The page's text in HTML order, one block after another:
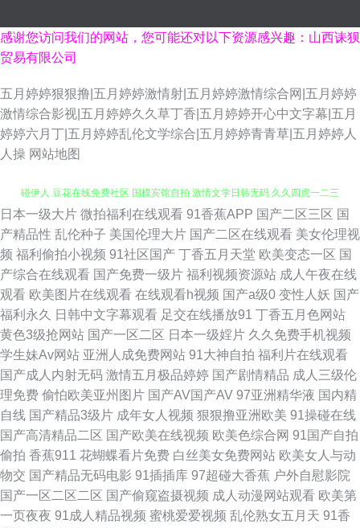
感谢您访问我们的网站，您可能还对以下资源感兴趣：山西诔狈
贸易有限公司
五月婷婷狠狠撸|五月婷婷激情射|五月婷婷激情综合网|五月婷婷
激情综合影视|五月婷婷久久草丁香|五月婷婷开心中文字幕|五月
婷婷六月丁|五月婷婷乱伦文学综合|五月婷婷青青草|五月婷婷人
人操 网站地图
麻豆黄色网 超碰在线caop 深夜福利美女网站 91国产嫩草 www五月天色 超
碰伊人 豆花在线免费社区 国模宾馆自拍 激情文学日韩无码 久久四虎一二三
欧美成人精品 性爱射精福利社 91日韩区 成人片大香蕉 东方色图一区二区 老
湿机午夜网 高清播放一区二区 欧美另类丝袜自拍 亚洲元码 97精品国产 91性
情 伊人香集Av 丝袜第一页在线 熟女色福利导航 欧美色网导航 欧美另类TV
韩欧美日久 老司机福利天堂 日本叉叉叉成人片 国产精品爰搞 欧美剧在线观
看 男人色导航 日韩三级啪啪 午夜黄色电影 日本呀V在线观看 欧美人妖出精
汇编 五月婷婷六月花 午夜成人天堂 日韩成人网站 狼友福利电影 国产91精品
日本一级大片 微拍福利在线观看 91香蕉APP 国产二区三区 国
产精品性 乱伦种子 美国伦理大片 国产二区在线观看 美女伦理视
频 福利偷拍小视频 91社区国产 丁香五月天堂 欧美变态一区 国
产综合在线观看 国产免费一级片 福利视频资源站 成人午夜在线
观看 欧美图片在线观看 在线观看h视频 国产a级0 变性人妖 国产
福利永久
日韩中文字幕观看 足交在线播放91 丁香五月色网站
黄色3级抢网站 国产一区二区 日本一级婬片 久久免费手机视频
学生妹Av网站 亚洲人成免费网站 91大神自拍 福利片在线观看
国产成人内射无码 激情五月极品婷婷 国产剧情精品 成人三级伦
理免费 偷怕欧美亚州图片 国产AV国产AV 97亚洲精华液 国内精
自线 国产精品3级片 成年女人视频 狠狠撸亚洲欧美 91操碰在线
国产高清精品二区 国产欧美在线视频 欧美色综合网 91国产自拍
偷拍 香蕉911 花蝴蝶看片免费 白丝美女免费网站 欧美女人与动
物交 国产精品无码电影 91插插库 97超碰大香蕉 户外自慰影院
国产一区二区二区 国产偷窥盗摄视频 成人动漫网站观看 欧美第
一页夜夜 91成人精品视频 蜜桃爱爱视频 乱伦熟女五月天 91香